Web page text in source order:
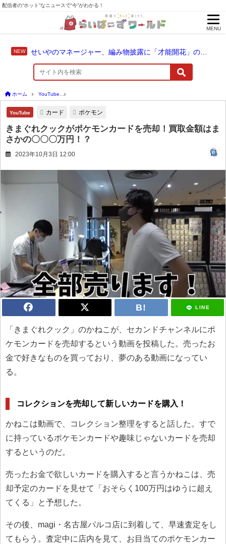
配信者の“ホット”なニュースで“今”がわかる！
MENU
せいやのマネージャー、編み物披露に「才能開花」の予感
ホーム YouTube
YouTube カード ポケモン
きまぐれクックがポケモンカードを売却！買取金額はま
さかの〇〇〇万円！？
2023年10月3日 12:00
LINE
「きまぐれクック」のかねこが、セカンドチャンネルにポ
ケモンカードを売却するという動画を投稿した。売ったお
金で好きなものを買っており、夢のある動画になってい
る。
コレクションを売却して新しいカードを購入！
かねこは動画で、コレクション整理をすると話した。すで
に持っているポケモンカードや趣味じゃないカードを売却
するというのだ。
売ったお金で欲しいカードを購入すると言うかねこは、売
却予定のカードを見せて「おそらく100万円はゆうに超え
てくる」と予想した。
その後、magi・名古屋パルコ店に到着して、早速査定をし
てもらう。査定中に店内を見て、お目当てのポケモンカー